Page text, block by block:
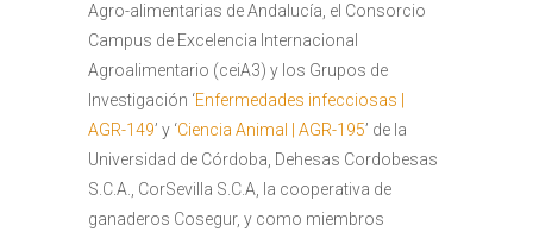
Agro-alimentarias de Andalucía, el Consorcio
Campus de Excelencia Internacional
Agroalimentario (ceiA3) y los Grupos de
Investigación ‘Enfermedades infecciosas |
AGR-149’ y ‘Ciencia Animal | AGR-195’ de la
Universidad de Córdoba, Dehesas Cordobesas
S.C.A., CorSevilla S.C.A, la cooperativa de
ganaderos Cosegur, y como miembros